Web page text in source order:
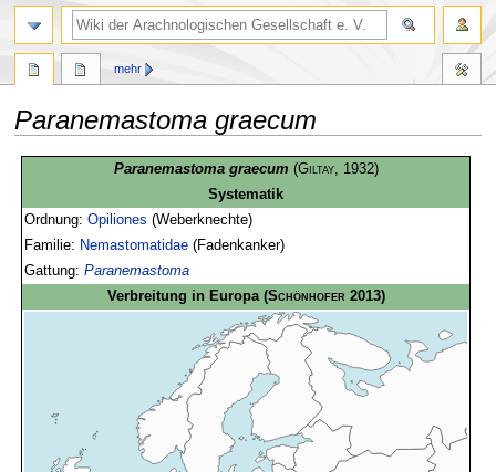
Paranemastoma graecum
springen
springen
Paranemastoma graecum (Giltay, 1932)
Systematik
Ordnung:Opiliones (Weberknechte)
Familie: Nemastomatidae (Fadenkanker)
Gattung:Paranemastoma
Verbreitung in Europa (Schönhofer 2013)
mehr